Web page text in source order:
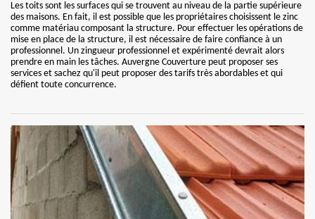
Les toits sont les surfaces qui se trouvent au niveau de la partie supérieure
des maisons. En fait, il est possible que les propriétaires choisissent le zinc
comme matériau composant la structure. Pour effectuer les opérations de
mise en place de la structure, il est nécessaire de faire confiance à un
professionnel. Un zingueur professionnel et expérimenté devrait alors
prendre en main les tâches. Auvergne Couverture peut proposer ses
services et sachez qu'il peut proposer des tarifs très abordables et qui
défient toute concurrence.